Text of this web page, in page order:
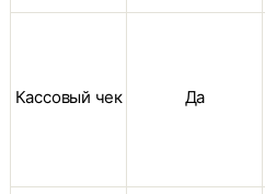
Кассовый чек Да